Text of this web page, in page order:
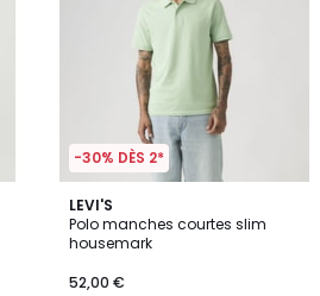
-30% DÈS 2*
LEVI'S
Polo manches courtes slim
housemark
52,00 €